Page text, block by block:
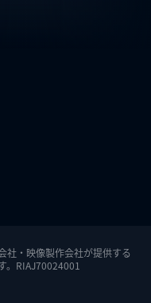
社・映像製作会社が提供する
。RIAJ70024001